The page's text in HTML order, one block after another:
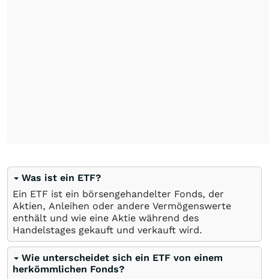
Was ist ein ETF?
Ein ETF ist ein börsengehandelter Fonds, der
Aktien, Anleihen oder andere Vermögenswerte
enthält und wie eine Aktie während des
Handelstages gekauft und verkauft wird.
Wie unterscheidet sich ein ETF von einem
herkömmlichen Fonds?